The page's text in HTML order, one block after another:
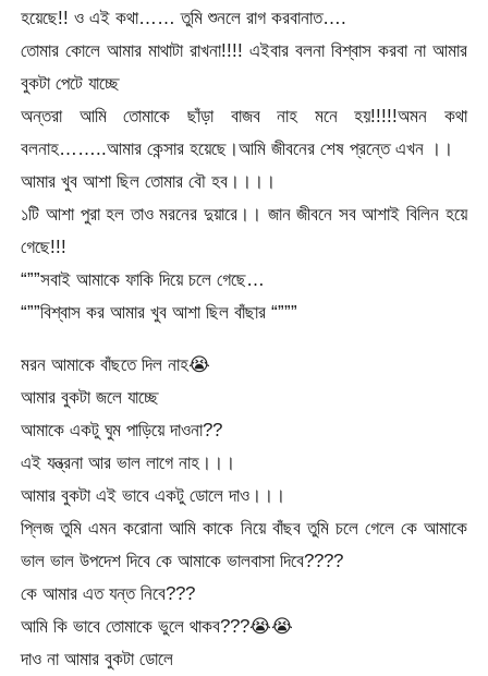
হয়েছে!! ও এই কথা…… তুমি শুনলে রাগ করবানাত….
তোমার কোলে আমার মাথাটা রাখনা!!!! এইবার বলনা বিশ্বাস করবা না আমার
বুকটা পেটে যাচ্ছে
অন্তরা আমি তোমাকে ছাঁড়া বাজব নাহ মনে হয়!!!!!অমন কথা
বলনাহ……..আমার কেন্সার হয়েছে।আমি জীবনের শেষ প্রন্তে এখন ।।
আমার খুব আশা ছিল তোমার বৌ হব।।।।
১টি আশা পুরা হল তাও মরনের দুয়ারে।। জান জীবনে সব আশাই বিলিন হয়ে
গেছে!!!
“””সবাই আমাকে ফাকি দিয়ে চলে গেছে…
“””বিশ্বাস কর আমার খুব আশা ছিল বাঁছার “”””
মরন আমাকে বাঁছতে দিল নাহ😭
আমার বুকটা জলে যাচ্ছে
আমাকে একটু ঘুম পাড়িয়ে দাওনা??
এই যন্ত্রনা আর ভাল লাগে নাহ।।।
আমার বুকটা এই ভাবে একটু ডোলে দাও।।।
প্লিজ তুমি এমন করোনা আমি কাকে নিয়ে বাঁছব তুমি চলে গেলে কে আমাকে
ভাল ভাল উপদেশ দিবে কে আমাকে ভালবাসা দিবে????
কে আমার এত যন্ত নিবে???
আমি কি ভাবে তোমাকে ভুলে থাকব???😭😭
দাও না আমার বুকটা ডোলে